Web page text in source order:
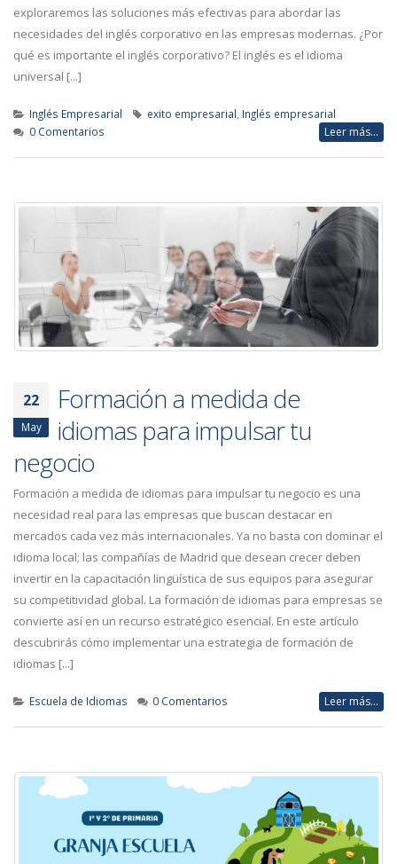
exploraremos las soluciones más efectivas para abordar las
necesidades del inglés corporativo en las empresas modernas. ¿Por
qué es importante el inglés corporativo? El inglés es el idioma
universal [...]
Inglés Empresarial exito empresarial Inglés empresarial
0 Comentarios
Leer más...
22
May
Formación a medida de
idiomas para impulsar tu
negocio
Formación a medida de idiomas para impulsar tu negocio es una
necesidad real para las empresas que buscan destacar en
mercados cada vez más internacionales. Ya no basta con dominar el
idioma local; las compañías de Madrid que desean crecer deben
invertir en la capacitación lingüística de sus equipos para asegurar
su competitividad global. La formación de idiomas para empresas se
convierte así en un recurso estratégico esencial. En este artículo
descubrirás cómo implementar una estrategia de formación de
idiomas [...]
Escuela de Idiomas 0 Comentarios Leer más...